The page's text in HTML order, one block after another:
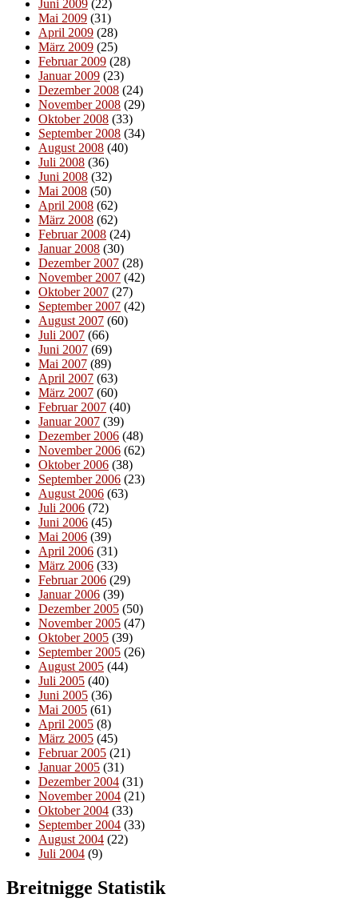
Juni 2009 (22)
Mai 2009 (31)
April 2009 (28)
März 2009 (25)
Februar 2009 (28)
Januar 2009 (23)
Dezember 2008 (24)
November 2008 (29)
Oktober 2008 (33)
September 2008 (34)
August 2008 (40)
Juli 2008 (36)
Juni 2008 (32)
Mai 2008 (50)
April 2008 (62)
März 2008 (62)
Februar 2008 (24)
Januar 2008 (30)
Dezember 2007 (28)
November 2007 (42)
Oktober 2007 (27)
September 2007 (42)
August 2007 (60)
Juli 2007 (66)
Juni 2007 (69)
Mai 2007 (89)
April 2007 (63)
März 2007 (60)
Februar 2007 (40)
Januar 2007 (39)
Dezember 2006 (48)
November 2006 (62)
Oktober 2006 (38)
September 2006 (23)
August 2006 (63)
Juli 2006 (72)
Juni 2006 (45)
Mai 2006 (39)
April 2006 (31)
März 2006 (33)
Februar 2006 (29)
Januar 2006 (39)
Dezember 2005 (50)
November 2005 (47)
Oktober 2005 (39)
September 2005 (26)
August 2005 (44)
Juli 2005 (40)
Juni 2005 (36)
Mai 2005 (61)
April 2005 (8)
März 2005 (45)
Februar 2005 (21)
Januar 2005 (31)
Dezember 2004 (31)
November 2004 (21)
Oktober 2004 (33)
September 2004 (33)
August 2004 (22)
Juli 2004 (9)
Breitnigge Statistik